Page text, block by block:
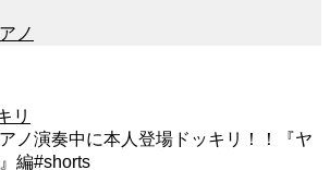
ノ
リ
ノ演奏中に本人登場ドッキリ！！『ヤ
編#shorts